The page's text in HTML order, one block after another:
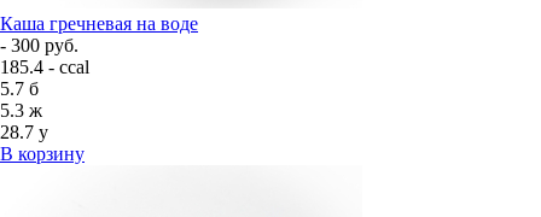
Каша гречневая на воде
- 300 руб.
185.4 - ccal
5.7 б
5.3 ж
28.7 у
В корзину